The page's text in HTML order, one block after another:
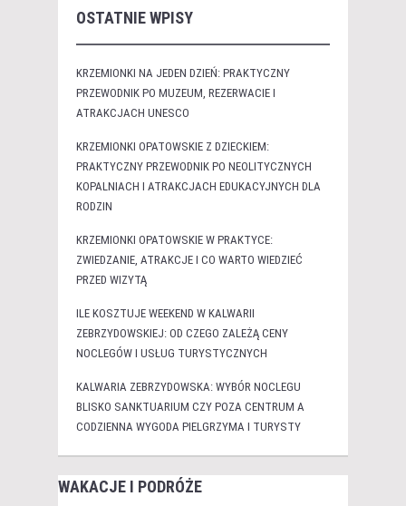
OSTATNIE WPISY
KRZEMIONKI NA JEDEN DZIEŃ: PRAKTYCZNY
PRZEWODNIK PO MUZEUM, REZERWACIE I
ATRAKCJACH UNESCO
KRZEMIONKI OPATOWSKIE Z DZIECKIEM:
PRAKTYCZNY PRZEWODNIK PO NEOLITYCZNYCH
KOPALNIACH I ATRAKCJACH EDUKACYJNYCH DLA
RODZIN
KRZEMIONKI OPATOWSKIE W PRAKTYCE:
ZWIEDZANIE, ATRAKCJE I CO WARTO WIEDZIEĆ
PRZED WIZYTĄ
ILE KOSZTUJE WEEKEND W KALWARII
ZEBRZYDOWSKIEJ: OD CZEGO ZALEŻĄ CENY
NOCLEGÓW I USŁUG TURYSTYCZNYCH
KALWARIA ZEBRZYDOWSKA: WYBÓR NOCLEGU
BLISKO SANKTUARIUM CZY POZA CENTRUM A
CODZIENNA WYGODA PIELGRZYMA I TURYSTY
WAKACJE I PODRÓŻE